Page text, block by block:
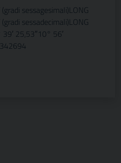
sessagesimali)LONG
sessadecimali)LONG
25,53″10° 56′